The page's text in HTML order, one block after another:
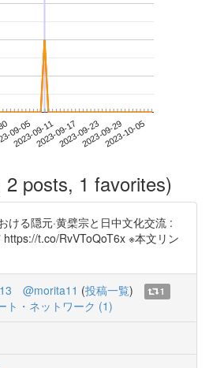
09-05
2023-09-112023-09-172023-09-232023-09-292023-10-05
2 posts, 1 favorites)
ける隠元·黄檗宗と日中文化交流 :
https://t.co/RvVToQoT6x ※本文リン
@morita11 (投稿一覧)
1
ト・ネットワーク (1)